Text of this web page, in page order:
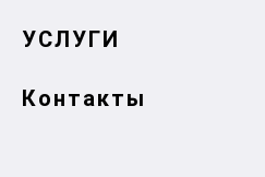
УСЛУГИ
Контакты